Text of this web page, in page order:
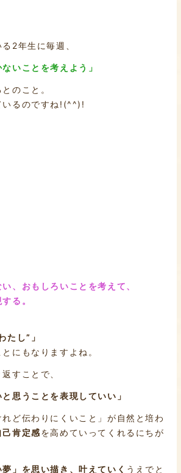
2年生に毎週、
いことを考えよう」
のこと。
いるのですね!(^^)!
、おもしろいことを考えて、
る。
たし”」
にもなりますよね。
すことで、
と思うことを表現していい」
ど伝わりにくいこと」が自然と培わ
己肯定感を高めていってくれるにちが
夢」を思い描き、叶えていく うえでと